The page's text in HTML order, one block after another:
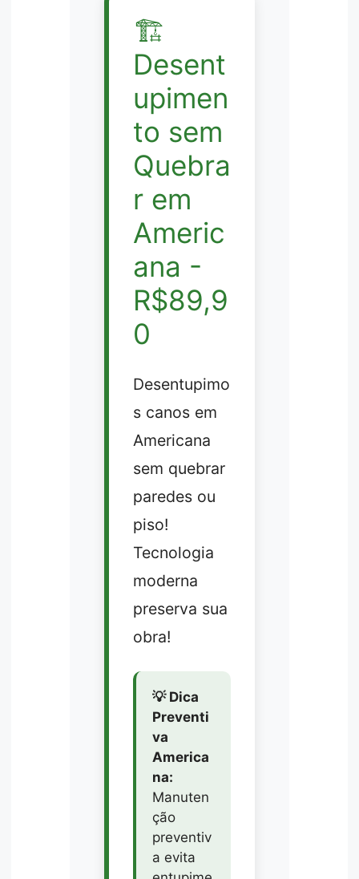
🏗️
Desent
upimen
to sem
Quebra
r em
Americ
ana -
R$89,9
0
Desentupimo
s canos em
Americana
sem quebrar
paredes ou
piso!
Tecnologia
moderna
preserva sua
obra!
💡 Dica
Preventi
va
America
na:
Manuten
ção
preventiv
a evita